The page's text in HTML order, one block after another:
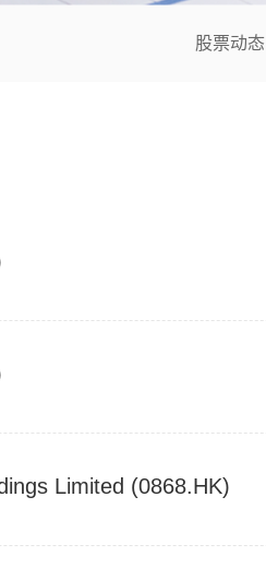
股票动态
Limited (0868.HK)